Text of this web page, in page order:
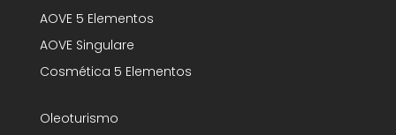
AOVE 5 Elementos
AOVE Singulare
Cosmética 5 Elementos
Oleoturismo